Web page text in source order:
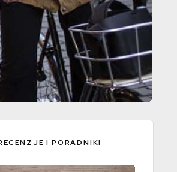
I PORADNIKI